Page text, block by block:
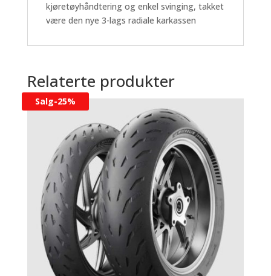
kjøretøyhåndtering og enkel svinging, takket
være den nye 3-lags radiale karkassen
Relaterte produkter
Salg-25%